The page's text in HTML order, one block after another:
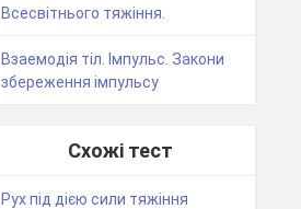
Всесвітнього тяжіння.
Взаемодія тіл. Імпульс. Закони
збереження імпульсу
Схожі тест
Рух під дією сили тяжіння